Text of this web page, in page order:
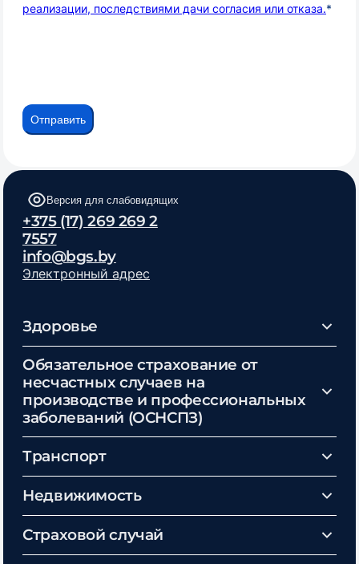
реализации, последствиями дачи согласия или отказа.*
Отправить
Версия для слабовидящих
+375 (17) 269 269 2
7557
info@bgs.by
Электронный адрес
Здоровье
Обязательное страхование от
несчастных случаев на
производстве и профессиональных
заболеваний (ОСНСПЗ)
Транспорт
Недвижимость
Страховой случай